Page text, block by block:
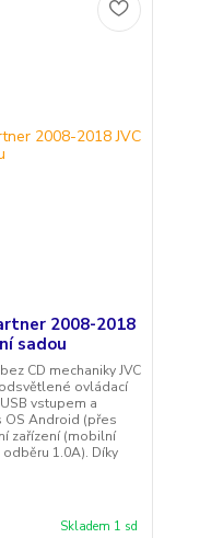
2008-2018
sadou
CD mechaniky JVC
ovládací
vstupem a
Android (přes
zařízení (mobilní
1.0A). Díky
Skladem 1 sd